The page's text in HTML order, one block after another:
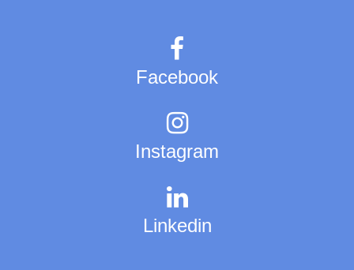
Facebook
Instagram
Linkedin